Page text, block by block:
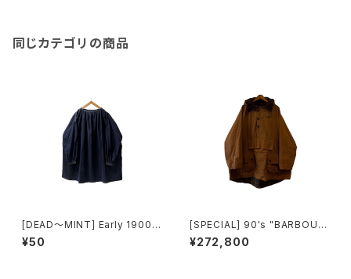
同じカテゴリの商品
[DEAD〜MINT] Early 1900's
"BIAUDE" COTTON × LINE
N INDIGO SMOCK made in
¥50
[SPECIAL] 90's "BARBOUR
/ LONGSHOREMAN" SMOC
K made in ENGLAND
¥272,800